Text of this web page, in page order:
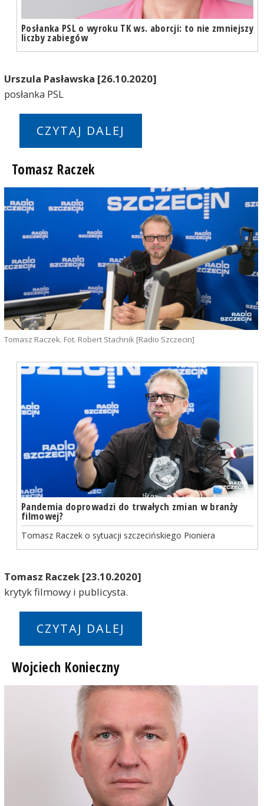
Posłanka PSL o wyroku TK ws. aborcji: to nie zmniejszy
liczby zabiegów
Urszula Pasławska [26.10.2020]
posłanka PSL
CZYTAJ DALEJ
Tomasz Raczek
Tomasz Raczek. Fot. Robert Stachnik [Radio Szczecin]
Pandemia doprowadzi do trwałych zmian w branży
filmowej?
Tomasz Raczek o sytuacji szczecińskiego Pioniera
Tomasz Raczek [23.10.2020]
krytyk filmowy i publicysta.
CZYTAJ DALEJ
Wojciech Konieczny